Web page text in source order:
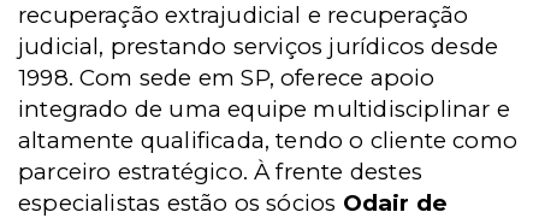
recuperação extrajudicial e recuperação
judicial, prestando serviços jurídicos desde
1998. Com sede em SP, oferece apoio
integrado de uma equipe multidisciplinar e
altamente qualificada, tendo o cliente como
parceiro estratégico. À frente destes
especialistas estão os sócios Odair de